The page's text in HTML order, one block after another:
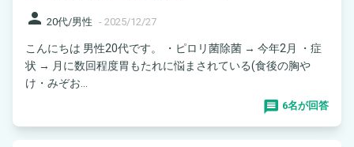
person 20代/男性 - 2025/12/27
こんにちは 男性20代です。 ・ピロリ菌除菌 → 今年2月 ・症
状 → 月に数回程度胃もたれに悩まされている(食後の胸や
け・みぞお...
6名が回答